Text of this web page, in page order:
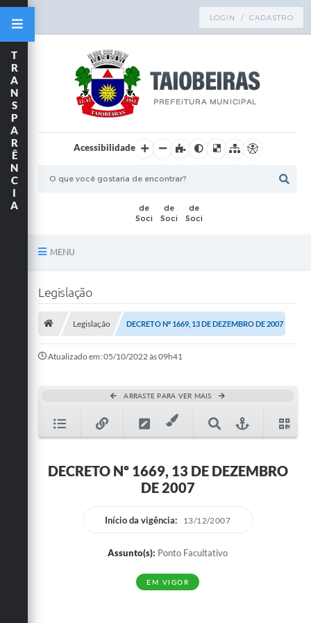
LOGIN / CADASTRO
Acessibilidade
MENU
Mapa do Site
SIC
T
R
A
N
S
P
A
R
Ê
N
C
I
A
Legislação
Legislação DECRETO Nº 1669, 13 DE DEZEMBRO DE 2007
Atualizado em: 05/10/2022 às 09h41
ARRASTE PARA VER MAIS
DECRETO Nº 1669, 13 DE DEZEMBRO
DE 2007
Início da vigência: 13/12/2007
Assunto(s): Ponto Facultativo
EM VIGOR